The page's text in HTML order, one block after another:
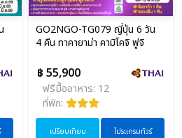
GO2NGO-TG079 ญี่ปุ่น 6 วัน
4 คืน ทาคายาม่า คามิโคจิ ฟูจิ
฿ 55,900
ฟรีมื้ออาหาร: 12
ที่พัก:
เปรียบเทียบ โปรแกรมทัวร์